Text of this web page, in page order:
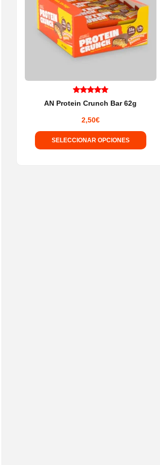
Valorado
con5.00
de 5
AN Protein Crunch Bar 62g
2,50€
SELECCIONAR OPCIONES